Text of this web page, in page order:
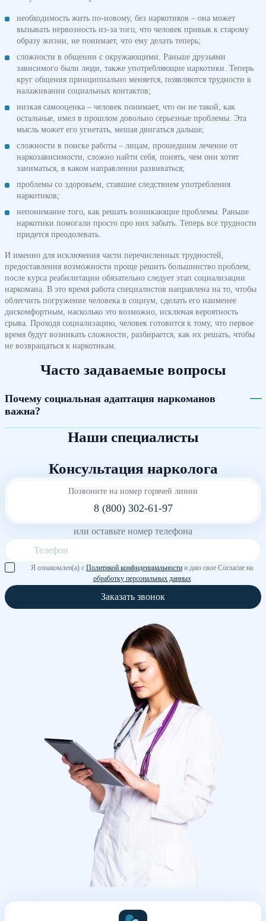
необходимость жить по-новому, без наркотиков – она может
вызывать нервозность из-за того, что человек привык к старому
образу жизни, не понимает, что ему делать теперь;
сложности в общении с окружающими. Раньше друзьями
зависимого были люди, также употребляющие наркотики. Теперь
круг общения принципиально меняется, появляются трудности в
налаживании социальных контактов;
низкая самооценка – человек понимает, что он не такой, как
остальные, имел в прошлом довольно серьезные проблемы. Эта
мысль может его угнетать, мешая двигаться дальше;
сложности в поиске работы – лицам, прошедшим лечение от
наркозависимости, сложно найти себя, понять, чем они хотят
заниматься, в каком направлении развиваться;
проблемы со здоровьем, ставшие следствием употребления
наркотиков;
непонимание того, как решать возникающие проблемы. Раньше
наркотики помогали просто про них забыть. Теперь все трудности
придется преодолевать.
И именно для исключения части перечисленных трудностей,
предоставления возможности проще решить большинство проблем,
после курса реабилитации обязательно следует этап социализации
наркомана. В это время работа специалистов направлена на то, чтобы
облегчить погружение человека в социум, сделать его наименее
дискомфортным, насколько это возможно, исключая вероятность
срыва. Проходя социализацию, человек готовится к тому, что первое
время будут возникать сложности, разбирается, как их решать, чтобы
не возвращаться к наркотикам.
Часто задаваемые вопросы
Почему социальная адаптация наркоманов
важна?
Наши специалисты
Консультация нарколога
Позвоните на номер горячей линии
8 (800) 302-61-97
или оставьте номер телефона
Я ознакомлен(а) с Политикой конфиденциальности и даю свое Согласие на
обработку персональных данных
Заказать звонок